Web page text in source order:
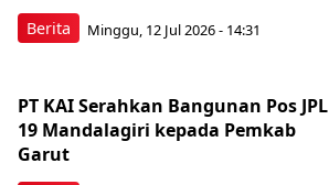
Berita Minggu, 12 Jul 2026 - 14:31
PT KAI Serahkan Bangunan Pos JPL
19 Mandalagiri kepada Pemkab
Garut